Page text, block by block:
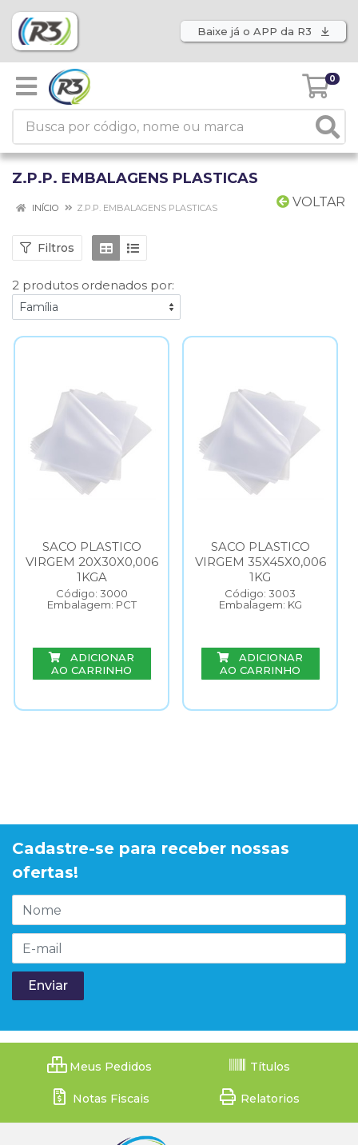
Baixe já o APP da R3
0
Z.P.P. EMBALAGENS PLASTICAS
VOLTAR
INÍCIO Z.P.P. EMBALAGENS PLASTICAS
Filtros
2 produtos ordenados por:
SACO PLASTICO
VIRGEM 20X30X0,006
1KGA
Código: 3000
Embalagem: PCT
ADICIONAR
AO CARRINHO
SACO PLASTICO
VIRGEM 35X45X0,006
1KG
Código: 3003
Embalagem: KG
ADICIONAR
AO CARRINHO
Cadastre-se para receber nossas
ofertas!
Meus Pedidos Títulos
Notas Fiscais Relatorios